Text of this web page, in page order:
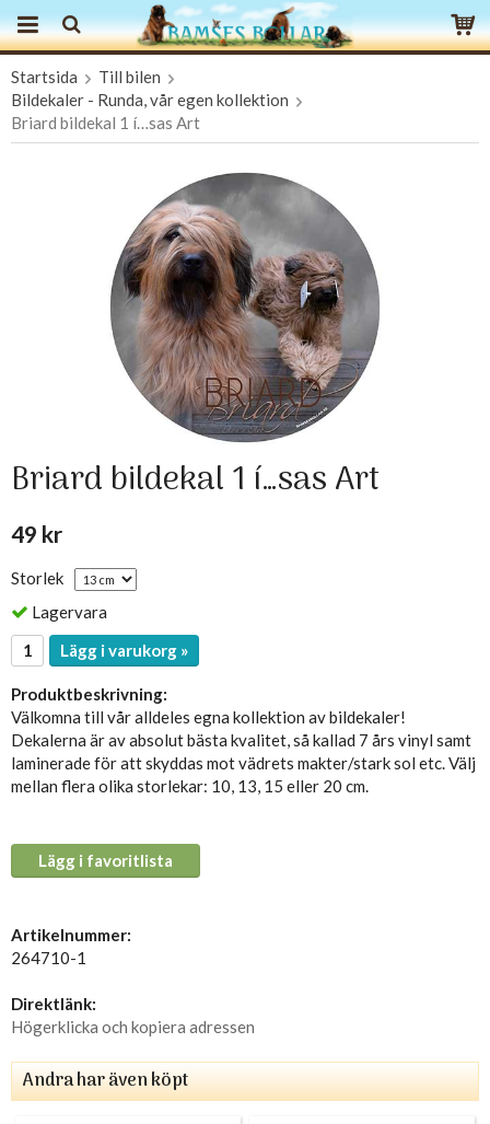
Produkten har blivit tillagd i varukorgen
Startsida
Till bilen
Bildekaler - Runda, vår egen kollektion
Briard bildekal 1 í…sas Art
Briard bildekal 1 í…sas Art
49 kr
Storlek
Lagervara
Lägg i varukorg »
Produktbeskrivning:
Välkomna till vår alldeles egna kollektion av bildekaler!
Dekalerna är av absolut bästa kvalitet, så kallad 7 års vinyl samt
laminerade för att skyddas mot vädrets makter/stark sol etc. Välj
mellan flera olika storlekar: 10, 13, 15 eller 20 cm.
Lägg i favoritlista
Artikelnummer:
264710-1
Direktlänk:
Högerklicka och kopiera adressen
Andra har även köpt